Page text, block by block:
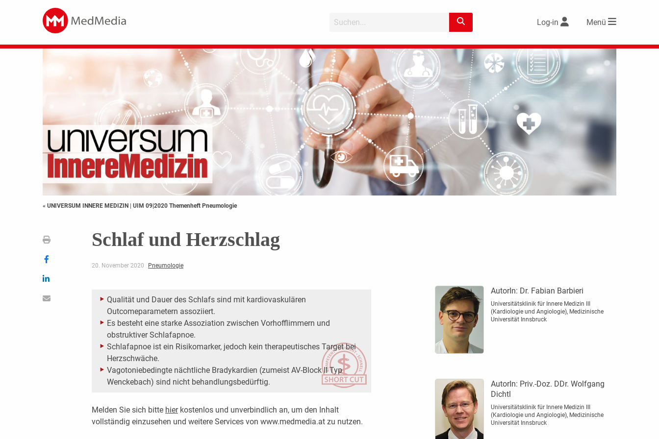
Log-in Menü
« UNIVERSUM INNERE MEDIZIN | UIM 09|2020 Themenheft Pneumologie
Schlaf und Herzschlag
20. November 2020 Pneumologie
Qualität und Dauer des Schlafs sind mit kardiovaskulären
Outcomeparametern assoziiert.
Es besteht eine starke Assoziation zwischen Vorhofflimmern und
obstruktiver Schlafapnoe.
Schlafapnoe ist ein Risikomarker, jedoch kein therapeutisches Target bei
Herzschwäche.
Vagotoniebedingte nächtliche Bradykardien (zumeist AV-Block II Typ
Wenckebach) sind nicht behandlungsbedürftig.
Melden Sie sich bitte hierkostenlos und unverbindlich an, um den Inhalt
vollständig einzusehen und weitere Services von www.medmedia.at zu nutzen.
AutorIn: Dr. Fabian Barbieri
Universitätsklinik für Innere Medizin III
(Kardiologie und Angiologie), Medizinische
Universität Innsbruck
AutorIn: Priv.-Doz. DDr. Wolfgang
Dichtl
Universitätsklinik für Innere Medizin III
(Kardiologie und Angiologie), Medizinische
Universität Innsbruck